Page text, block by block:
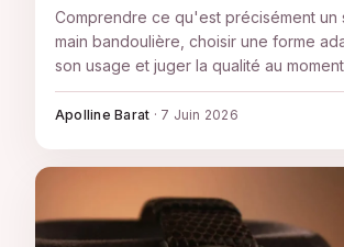
Comprendre ce qu'est précisément un
main bandoulière, choisir une forme
son usage et juger la qualité au
l'achat pour acheter une pièce qui
années.
Apolline Barat · 7 Juin 2026